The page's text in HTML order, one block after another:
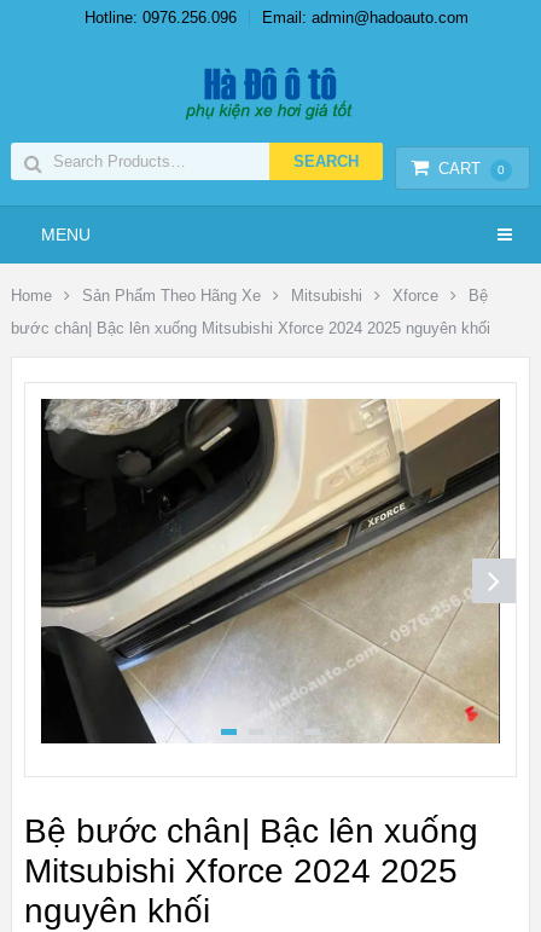
Hotline: 0976.256.096 Email: admin@hadoauto.com
CART 0
MENU
Home Sản Phẩm Theo Hãng Xe Mitsubishi Xforce
Bệ
bước chân| Bậc lên xuống Mitsubishi Xforce 2024 2025 nguyên khối
Bệ bước chân| Bậc lên xuống
Mitsubishi Xforce 2024 2025
nguyên khối